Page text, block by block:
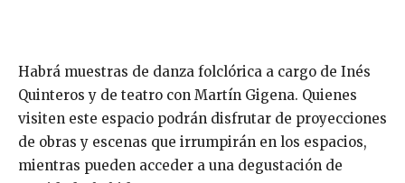
Habrá muestras de danza folclórica a cargo de Inés
Quinteros y de teatro con Martín Gigena. Quienes
visiten este espacio podrán disfrutar de proyecciones
de obras y escenas que irrumpirán en los espacios,
mientras pueden acceder a una degustación de